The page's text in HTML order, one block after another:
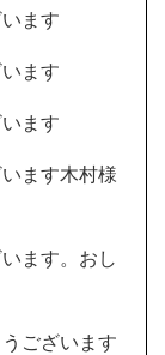
ます
ます
ます
ます木村様
ます。おし
ございます